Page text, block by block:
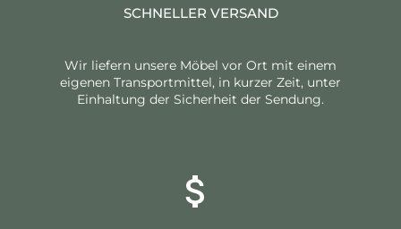
SCHNELLER VERSAND
Wir liefern unsere Möbel vor Ort mit einem
eigenen Transportmittel, in kurzer Zeit, unter
Einhaltung der Sicherheit der Sendung.